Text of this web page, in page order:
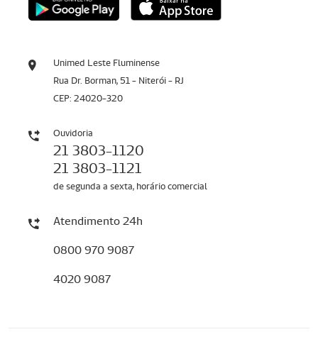
Unimed Leste Fluminense
Rua Dr. Borman, 51 - Niterói - RJ
CEP: 24020-320
Ouvidoria
21 3803-1120
21 3803-1121
de segunda a sexta, horário comercial
Atendimento 24h
0800 970 9087
4020 9087